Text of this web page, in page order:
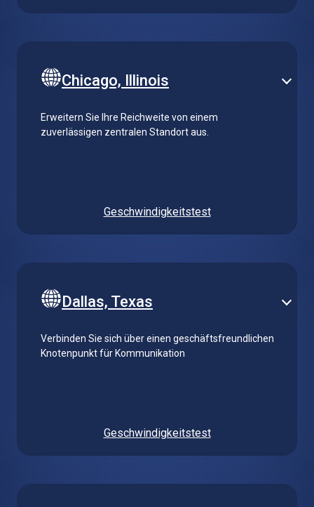
Chicago, Illinois
Erweitern Sie Ihre Reichweite von einem
zuverlässigen zentralen Standort aus.
Geschwindigkeitstest
Dallas, Texas
Verbinden Sie sich über einen geschäftsfreundlichen
Knotenpunkt für Kommunikation
Geschwindigkeitstest